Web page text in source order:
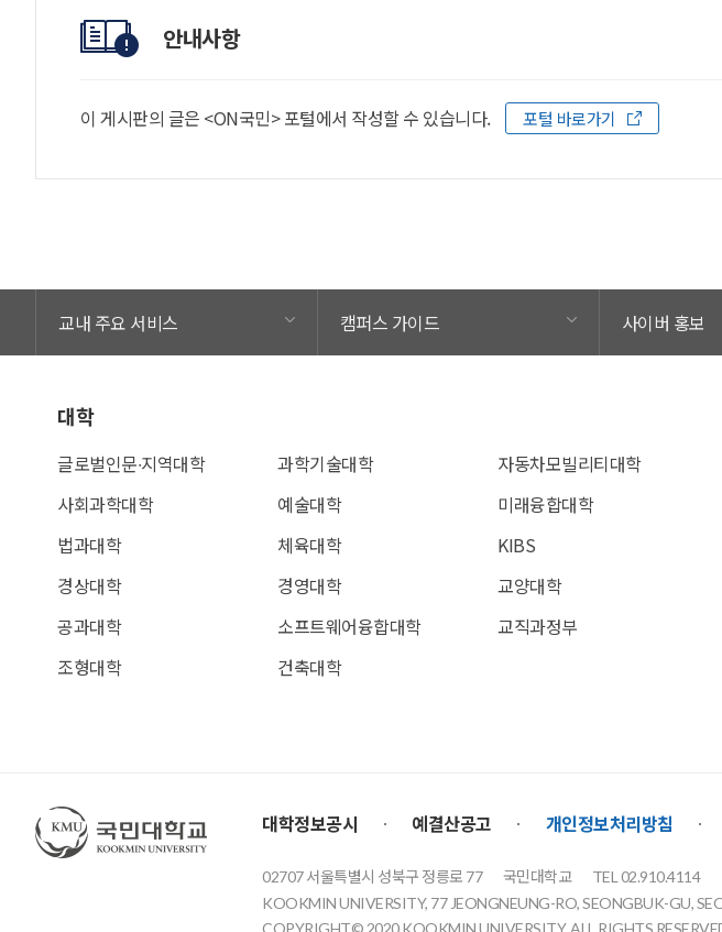
안내사항
이 게시판의 글은 <ON국민> 포털에서 작성할 수 있습니다. 포털 바로가기
교내 주요 서비스 캠퍼스 가이드 사이버 홍보
대학
글로벌인문∙지역대학
사회과학대학
법과대학
경상대학
공과대학
조형대학
과학기술대학
예술대학
체육대학
경영대학
소프트웨어융합대학
건축대학
자동차모빌리티대학
미래융합대학
KIBS
교양대학
교직과정부
국민대학교 대학정보공시 예결산공고 개인정보처리방침
02707 서울특별시 성북구 정릉로 77 국민대학교
TEL 02.910.4114
KOOKMIN UNIVERSITY, 77 JEONGNEUNG-RO, SEONGBUK-GU,
COPYRIGHT© 2020 KOOKMIN UNIVERSITY. ALL RIGHTS